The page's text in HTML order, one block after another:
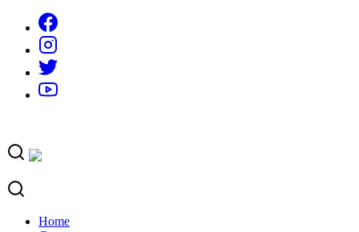
content
Home